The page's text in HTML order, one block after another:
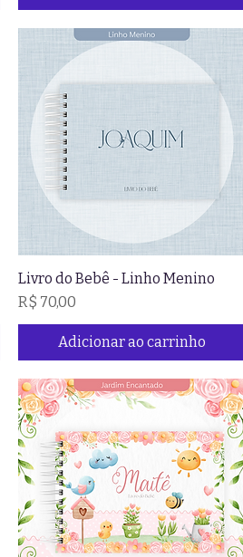
Livro do Bebê - Linho Menino
Preço
R$ 70,00
Adicionar ao carrinho